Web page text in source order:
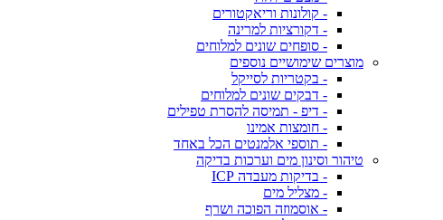
- קולונות וריאקטורים
- דקורציות למרינה
- סופחים שונים למלוחים
מוצרים שימושיים נוספים
- בקטריות לסייקל
- דבקים שונים למלוחים
- דיפ - תמיסה להסרת טפילים
- חומצות אמינו
- תוספי אלמנטים הכל באחד
טיהור וסינון מים וערכות בדיקה
- בדיקות מעבדה ICP
- מצליל מים
- אוסמוזה הפוכה ושרף